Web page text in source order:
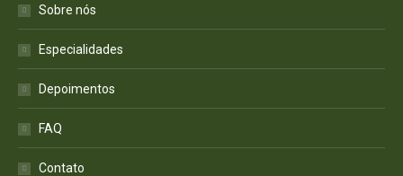
Sobre nós
Especialidades
Depoimentos
FAQ
Contato